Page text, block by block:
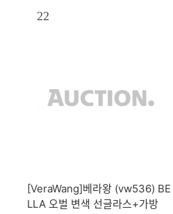
22
[VeraWang]베라왕 (vw536) BE
LLA 오벌 변색 선글라스+가방